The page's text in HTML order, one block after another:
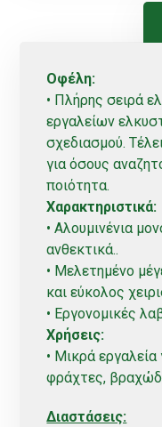
Οφέλη:
• Πλήρης σειρά
εργαλείων
σχεδιασμού.
για όσους
ποιότητα.
Χαρακτηριστικά:
• Αλουμινένια
ανθεκτικά..
• Μελετημένο
και εύκολος
• Εργονομικές
Χρήσεις:
• Μικρά
φράχτες,
Διαστάσεις: